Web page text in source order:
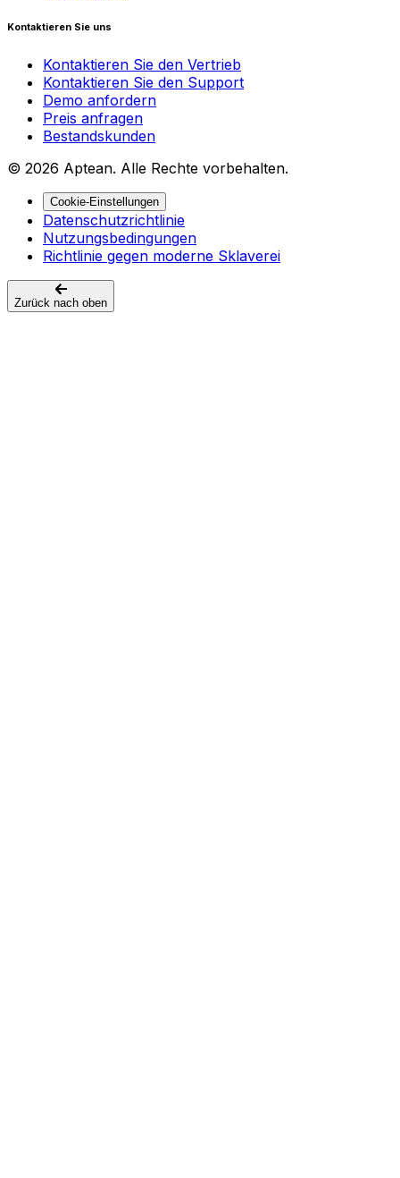
Kontaktieren Sie uns
Kontaktieren Sie den Vertrieb
Kontaktieren Sie den Support
Demo anfordern
Preis anfragen
Bestandskunden
© 2026 Aptean. Alle Rechte vorbehalten.
Cookie-Einstellungen
Datenschutzrichtlinie
Nutzungsbedingungen
Richtlinie gegen moderne Sklaverei
Zurück nach oben